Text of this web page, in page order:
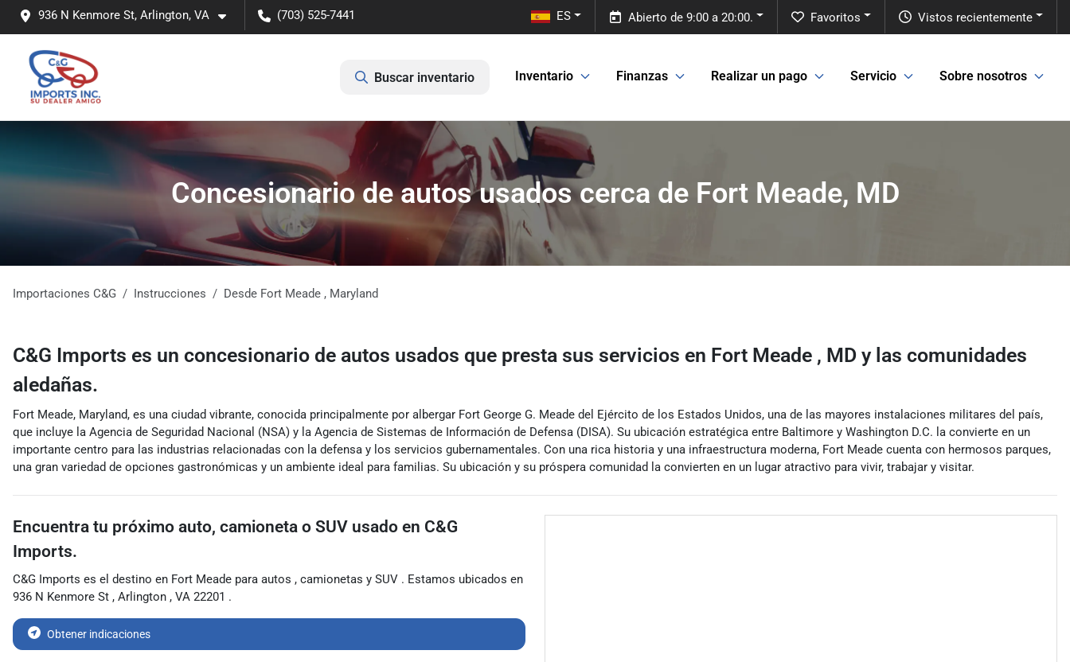
936 N Kenmore St, Arlington, VA (703) 525-7441 Vistos recientemente
Favoritos
Abierto de 9:00 a 20:00.
ES
Buscar inventario Inventario Finanzas Realizar un pago Servicio Sobre nosotros
Concesionario de autos usados ​​cerca de Fort Meade, MD
Importaciones C&G Instrucciones Desde Fort Meade , Maryland
C&G Imports es un concesionario de autos usados ​​que presta sus servicios en Fort Meade , MD y las comunidades
aledañas.
Fort Meade, Maryland, es una ciudad vibrante, conocida principalmente por albergar Fort George G. Meade del Ejército de los Estados Unidos, una de las mayores instalaciones militares del país,
que incluye la Agencia de Seguridad Nacional (NSA) y la Agencia de Sistemas de Información de Defensa (DISA). Su ubicación estratégica entre Baltimore y Washington D.C. la convierte en un
importante centro para las industrias relacionadas con la defensa y los servicios gubernamentales. Con una rica historia y una infraestructura moderna, Fort Meade cuenta con hermosos parques,
una gran variedad de opciones gastronómicas y un ambiente ideal para familias. Su ubicación y su próspera comunidad la convierten en un lugar atractivo para vivir, trabajar y visitar.
Encuentra tu próximo auto, camioneta o SUV usado en C&G
Imports.
C&G Imports es el destino en Fort Meade para autos , camionetas y SUV . Estamos ubicados en
936 N Kenmore St , Arlington , VA 22201 .
Obtener indicaciones